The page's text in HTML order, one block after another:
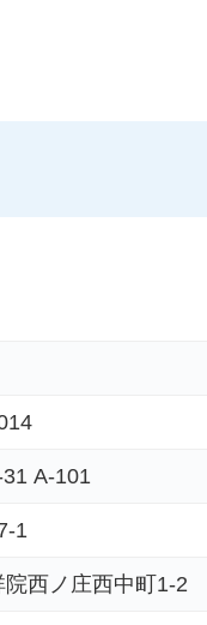
A-101
1
西ノ庄西中町1-2